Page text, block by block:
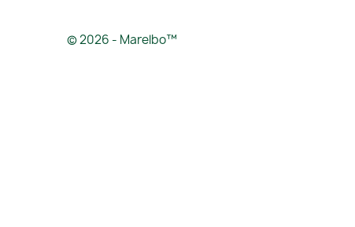
© 2026 - Marelbo™